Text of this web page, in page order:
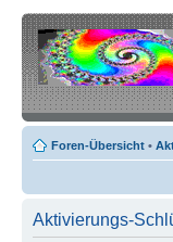
Foren-Übersicht •
Aktivierungs-